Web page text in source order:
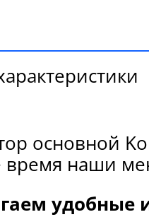
основной
время наши
удобные